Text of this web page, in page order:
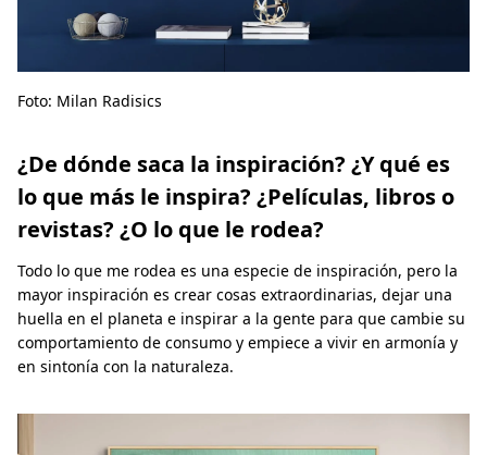
Foto: Milan Radisics
¿De dónde saca la inspiración? ¿Y qué es
lo que más le inspira? ¿Películas, libros o
revistas? ¿O lo que le rodea?
Todo lo que me rodea es una especie de inspiración, pero la
mayor inspiración es crear cosas extraordinarias, dejar una
huella en el planeta e inspirar a la gente para que cambie su
comportamiento de consumo y empiece a vivir en armonía y
en sintonía con la naturaleza.